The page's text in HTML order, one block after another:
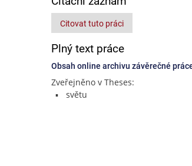
Citovat tuto práci
Plný text práce
Obsah online archivu závěrečné
Zveřejněno v Theses:
světu